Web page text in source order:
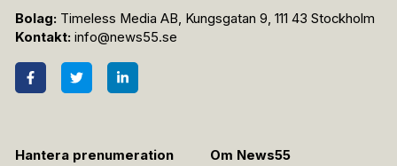
Bolag: Timeless Media AB, Kungsgatan 9, 111 43 Stockholm
Kontakt: info@news55.se
Hantera prenumeration
Om News55